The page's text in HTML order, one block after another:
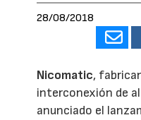
28/08/2018
Nicomatic,
interconexión de
anunciado el